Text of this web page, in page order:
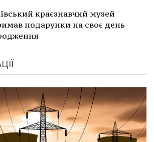
краєзнавчий музей
подарунки на своє день